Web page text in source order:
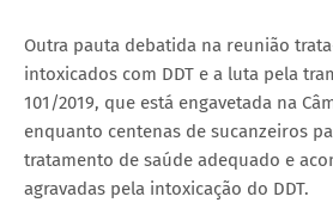
Outra pauta debatida na reunião
intoxicados com DDT e a luta pela
101/2019, que está engavetada na
enquanto centenas de sucanzeiros
tratamento de saúde adequado e
agravadas pela intoxicação do DDT.